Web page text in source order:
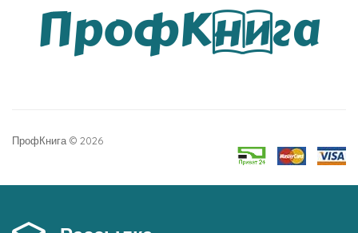
ПрофКнига © 2026